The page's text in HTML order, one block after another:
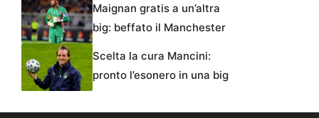
Maignan gratis a un’altra
big: beffato il Manchester
Scelta la cura Mancini:
pronto l’esonero in una big